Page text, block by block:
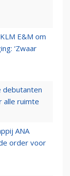
E&M om
‘Zwaar
debutanten
alle ruimte
ANA
order voor